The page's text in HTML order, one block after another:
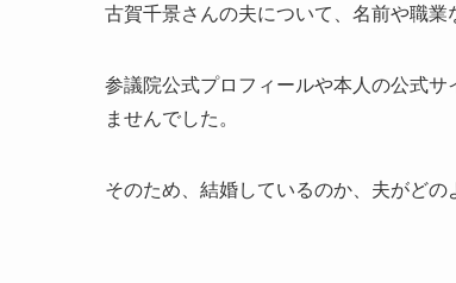
古賀千景さんの夫について、名前や職業
参議院公式プロフィールや本人の公式
ませんでした。
そのため、結婚しているのか、夫がど